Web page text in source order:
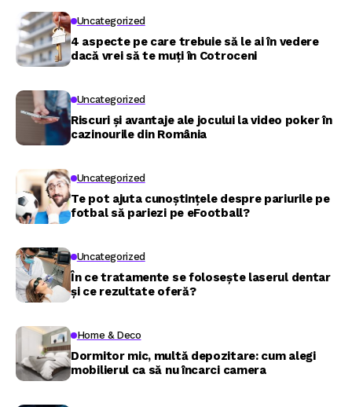
Uncategorized
4 aspecte pe care trebuie să le ai în vedere
dacă vrei să te muți în Cotroceni
Uncategorized
Riscuri și avantaje ale jocului la video poker în
cazinourile din România
Uncategorized
Te pot ajuta cunoștințele despre pariurile pe
fotbal să pariezi pe eFootball?
Uncategorized
În ce tratamente se folosește laserul dentar
și ce rezultate oferă?
Home & Deco
Dormitor mic, multă depozitare: cum alegi
mobilierul ca să nu încarci camera